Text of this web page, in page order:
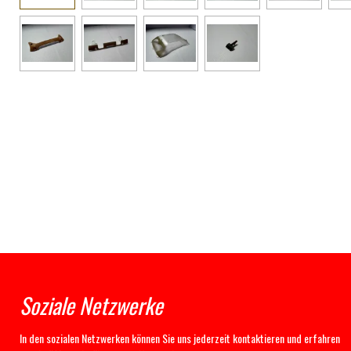
Soziale Netzwerke
In den sozialen Netzwerken können Sie uns jederzeit kontaktieren und erfahren